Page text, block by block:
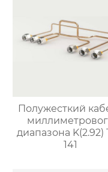
Полужесткий
диапазона K(2.92)
141